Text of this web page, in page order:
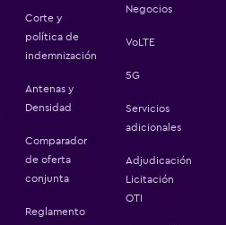
Corte y
política de
indemnización
Antenas y
Densidad
Comparador
de oferta
conjunta
Reglamento
Negocios
VoLTE
5G
Servicios
adicionales
Adjudicación
Licitación
OTI